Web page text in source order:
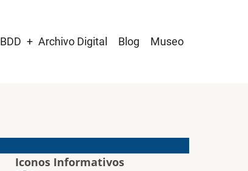
BDD Archivo Digital Blog Museo
Iconos Informativos